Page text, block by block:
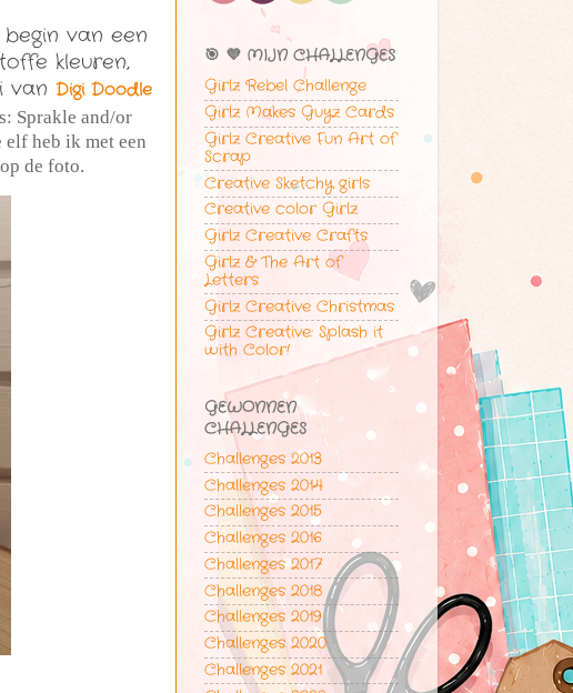
van een
kleuren,
van Digi Doodle
Sprakle and/or
heb ik met een
de foto.
🎯 💜 MIJN CHALLENGES
Girlz Rebel Challenge
Girlz Makes Guyz Cards
Girlz Creative Fun Art of
Scrap
Creative Sketchy girls
Creative color Girlz
Girlz Creative Crafts
Girlz & The Art of
Letters
Girlz Creative Christmas
Girlz Creative: Splash it
with Color!
GEWONNEN
CHALLENGES
Challenges 2013
Challenges 2014
Challenges 2015
Challenges 2016
Challenges 2017
Challenges 2018
Challenges 2019
Challenges 2020
Challenges 2021